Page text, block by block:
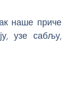
наше приче
узе сабљу,